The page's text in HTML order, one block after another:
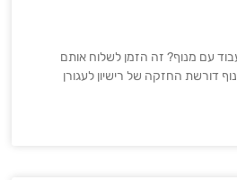
עם מנוף? זה הזמן לשלוח אותם
דורשת החזקה של רישיון לעגורן